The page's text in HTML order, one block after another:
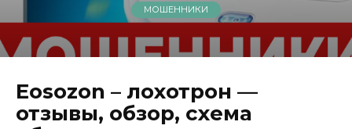
МОШЕННИКИ
Eosozon – лохотрон —
отзывы, обзор, схема